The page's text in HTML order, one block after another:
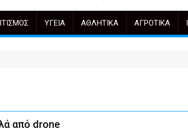
ΥΓΕΊΑ ΑΘΛΗΤΙΚΆ ΑΓΡΟΤΙΚΆ
από drone